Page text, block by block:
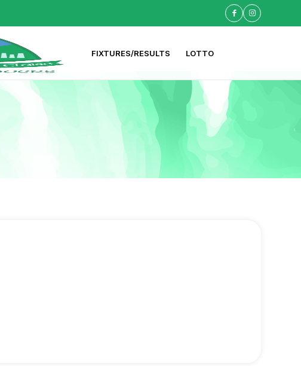
FIXTURES/RESULTS LOTTO